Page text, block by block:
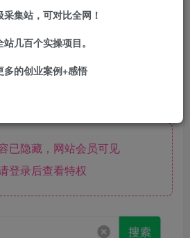
跳舞，书法，围棋，总之老年
测试下，是个值得研究的项
已隐藏，网站会员可见
登录后查看特权
集站，可对比全网！
几百个实操项目。
的创业案例+感悟